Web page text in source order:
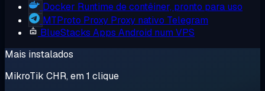
Docker Runtime de contêiner, pronto para uso
MTProto Proxy Proxy nativo Telegram
BlueStacks Apps Android num VPS
Mais instalados
MikroTik CHR, em 1 clique